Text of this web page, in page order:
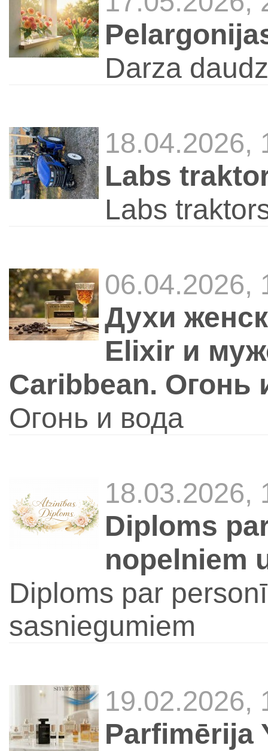
Darza
18.04.2026,
Labs
Labs
06.04.2026,
Духи
Elixir и
Caribbean. Огонь
Огонь и вода
18.03.2026,
Diploms
nopelniem
Diploms par
sasniegumiem
19.02.2026,
Parfimērija